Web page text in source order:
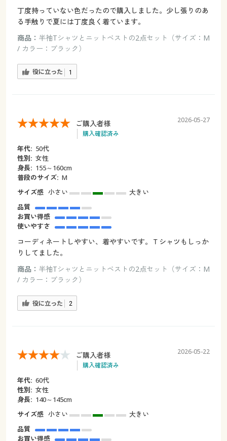
丁度持っていない色だったので購入しました。少し張りのあ
る手触りで夏には丁度良く着ています。
商品： 半袖Tシャツとニットベストの2点セット（サイズ：M
/ カラー：ブラック）
役に立った 1
ご購入者様
購入確認済み
2026-05-27
年代: 50代
性別: 女性
身長: 155～160cm
普段のサイズ: M
サイズ感 小さい
大きい
品質
お買い得感
使いやすさ
コーディネートしやすい、着やすいです。Ｔシャツもしっか
りしてました。
商品： 半袖Tシャツとニットベストの2点セット（サイズ：M
/ カラー：ブラック）
役に立った 2
ご購入者様
購入確認済み
2026-05-22
年代: 60代
性別: 女性
身長: 140～145cm
サイズ感 小さい
大きい
品質
お買い得感